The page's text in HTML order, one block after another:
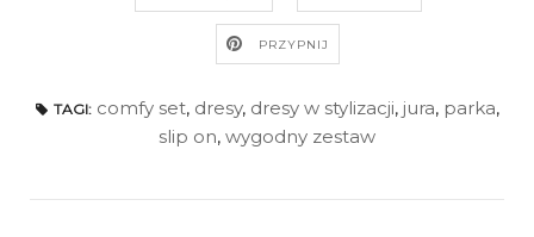
PRZYPNIJ
TAGI: comfy set, dresy, dresy w stylizacji, jura, parka,
slip on, wygodny zestaw